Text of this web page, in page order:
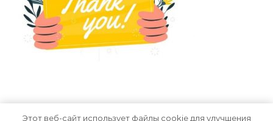
Этот веб-сайт использует файлы cookie для улучшения